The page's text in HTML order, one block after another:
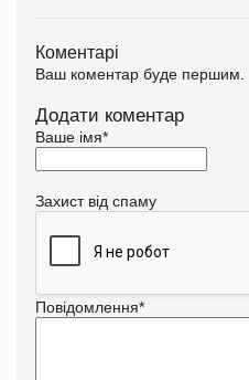
Коментарі
Ваш коментар буде першим.
Додати коментар
Ваше імя*
Захист від спаму
Повідомлення*